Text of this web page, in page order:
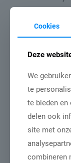
vanaf 2024
betekent dat
geweest
2,33%).
Trends in
Door de
Minder
bestaande
hebben grote
degenen die
Cookies
Deze
We
te
te bieden en
delen ook
site met
combineren